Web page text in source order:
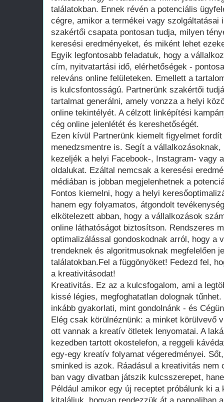
találatokban. Ennek révén a potenciális
cégre, amikor a termékei vagy szolgáltatásai
szakértői csapata pontosan tudja, milyen
keresési eredményeket, és miként lehet
Egyik legfontosabb feladatuk, hogy a
cím, nyitvatartási idő, elérhetőségek -
releváns online felületeken. Emellett a
is kulcsfontosságú. Partnerünk szakértői
tartalmat generálni, amely vonzza a helyi
online tekintélyét. A célzott linképítési
cég online jelenlétét és kereshetőségét.
Ezen kívül Partnerünk kiemelt figyelmet
menedzsmentre is. Segít a
kezeljék a helyi Facebook-, Instagram- vagy
oldalukat. Ezáltal nemcsak a keresési
médiában is jobban megjelenhetnek a
Fontos kiemelni, hogy a helyi
hanem egy folyamatos, átgondolt
elkötelezett abban, hogy a vállalkozások
online láthatóságot biztosítson. Rendszeres
optimalizálással gondoskodnak arról, hogy a
trendeknek és algoritmusoknak megfelelően
találatokban.Fel a függönyöket! Fedezd fel,
a kreativitásodat!
Kreativitás. Ez az a kulcsfogalom, ami a
kissé légies, megfoghatatlan dolognak
inkább gyakorlati, mint gondolnánk - és
Elég csak körülnéznünk: a minket körülvevő
ott vannak a kreatív ötletek lenyomatai. A
kezedben tartott okostelefon, a reggeli
egy-egy kreatív folyamat végeredményei.
sminked is azok. Ráadásul a kreativitás nem
ban vagy divatban játszik kulcsszerepet,
Például amikor egy új receptet próbálunk ki a